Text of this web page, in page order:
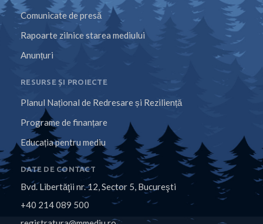
Comunicate de presă
Rapoarte zilnice starea mediului
Anunțuri
RESURSE ȘI PROIECTE
Planul Național de Redresare și Reziliență
Programe de finanțare
Educația pentru mediu
DATE DE CONTACT
Bvd. Libertăţii nr. 12, Sector 5, Bucureşti
+40 214 089 500